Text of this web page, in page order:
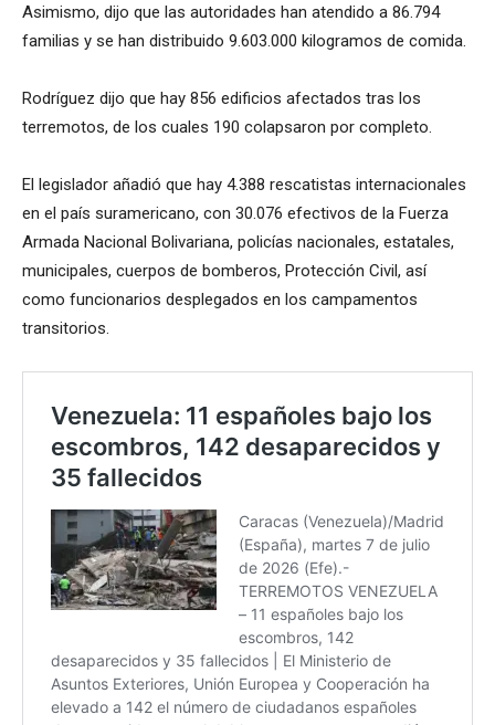
Asimismo, dijo que las autoridades han atendido a 86.794
familias y se han distribuido 9.603.000 kilogramos de comida.
Rodríguez dijo que hay 856 edificios afectados tras los
terremotos, de los cuales 190 colapsaron por completo.
El legislador añadió que hay 4.388 rescatistas internacionales
en el país suramericano, con 30.076 efectivos de la Fuerza
Armada Nacional Bolivariana, policías nacionales, estatales,
municipales, cuerpos de bomberos, Protección Civil, así
como funcionarios desplegados en los campamentos
transitorios.